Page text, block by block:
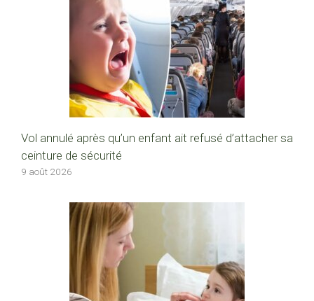
Vol annulé après qu’un enfant ait refusé d’attacher sa
ceinture de sécurité
9 août 2026